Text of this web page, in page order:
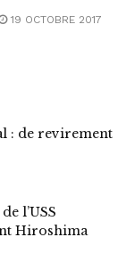
19 OCTOBRE 2017
: de revirement
l’USS
Hiroshima